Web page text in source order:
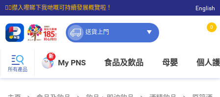
☝🏼㩒入嚟睇下我哋嘅可持續發展概覽啦！
⭐購物滿$399即享免費送貨；滿$100即可免費店取。
English
送貨上門
0
所有產品
新
My PNS 食品及飲品 母嬰 個人